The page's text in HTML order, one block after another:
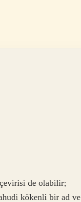
kökenli bir ad ve